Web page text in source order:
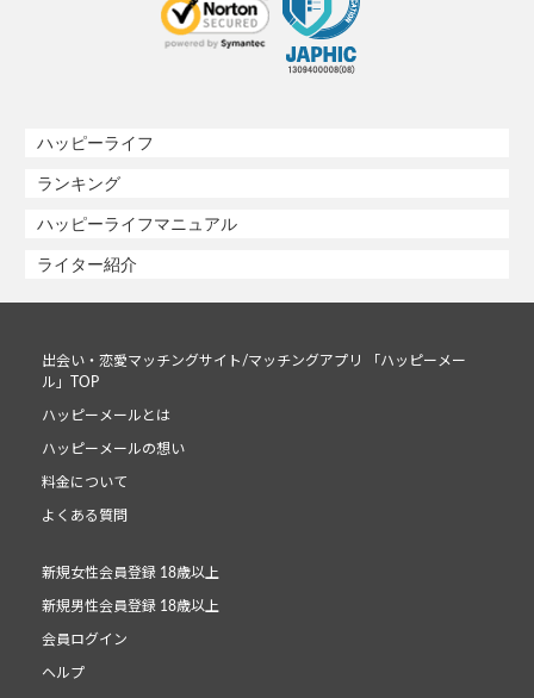
ハッピーライフ
ランキング
ハッピーライフマニュアル
ライター紹介
出会い・恋愛マッチングサイト/マッチングアプリ 「ハッピーメー
ル」TOP
ハッピーメールとは
ハッピーメールの想い
料金について
よくある質問
新規女性会員登録 18歳以上
新規男性会員登録 18歳以上
会員ログイン
ヘルプ